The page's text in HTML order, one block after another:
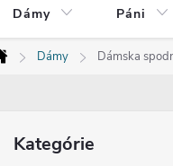
Dámy Páni
Domov
Dámy Dámska
kategórie
Kategórie